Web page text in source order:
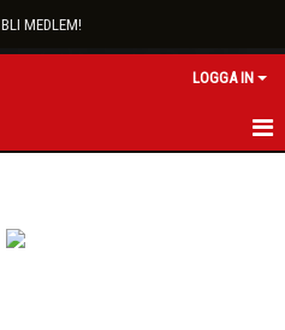
BLI MEDLEM!
LOGGA IN